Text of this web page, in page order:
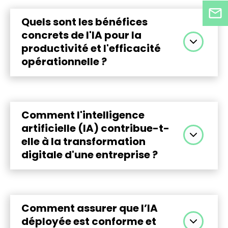
sécurité et la conformité réglementaire. Une
gouvernance claire et des contrôles réguliers
sont indispensables pour maîtriser ces enjeux.
Quels sont les bénéfices
concrets de l'IA pour la
productivité et l'efficacité
opérationnelle ?
la productivité des équipes et permet de se
concentrer sur des activités à plus forte
valeur ajoutée.
Comment l'intelligence
artificielle (IA) contribue-t-
elle à la transformation
digitale d'une entreprise ?
de décision. Elle permet aux entreprises de
gagner en agilité, d’optimiser leurs opérations
Comment assurer que l’IA
déployée est conforme et